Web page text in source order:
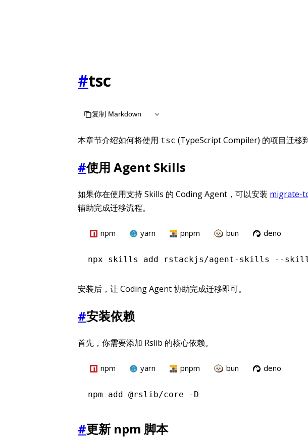
#tsc
复制 Markdown
本章节介绍如何将使用 tsc (TypeScript Compiler) 的项目迁移到
#使用 Agent Skills
如果你在使用支持 Skills 的 Coding Agent，可以安装 migrate-
辅助完成迁移流程。
npm yarn pnpm bun deno
npx skills add rstackjs/agent-skills --skill
安装后，让 Coding Agent 协助完成迁移即可。
#安装依赖
首先，你需要添加 Rslib 的核心依赖。
npm yarn pnpm bun deno
npm add @rslib/core -D
#更新 npm 脚本